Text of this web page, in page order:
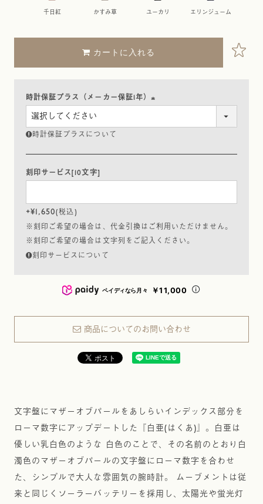
千日紅 かすみ草 ユーカリ エリンジューム
カートに入れる
時計保証プラス（メーカー保証1年）
時計保証プラスについて
刻印サービス[10文字]
+¥1,650 税込
※刻印ご希望の場合は、代金引換はご利用いただけません。
※刻印ご希望の場合は文字列をご記入ください。
刻印サービスについて
ペイディなら月々 ￥11,000
商品についてのお問い合わせ
文字盤にマザーオブパールをあしらいインデックス部分を
ローマ数字にアップデートした『白亜(はくあ)』。白亜は
優しい乳白色のような 白色のことで、その名前のとおり白
濁色のマザーオブパールの文字盤にローマ数字を合わせ
た、シンプルで大人な雰囲気の腕時計。 ムーブメントは従
来と同じくソーラーバッテリーを採用し、太陽光や蛍光灯